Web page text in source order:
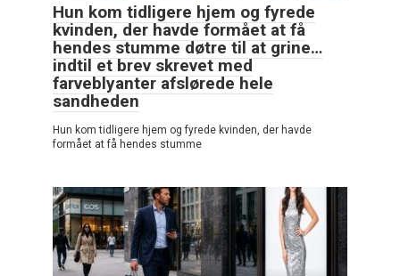
Hun kom tidligere hjem og fyrede
kvinden, der havde formået at få
hendes stumme døtre til at grine…
indtil et brev skrevet med
farveblyanter afslørede hele
sandheden
Hun kom tidligere hjem og fyrede kvinden, der havde
formået at få hendes stumme